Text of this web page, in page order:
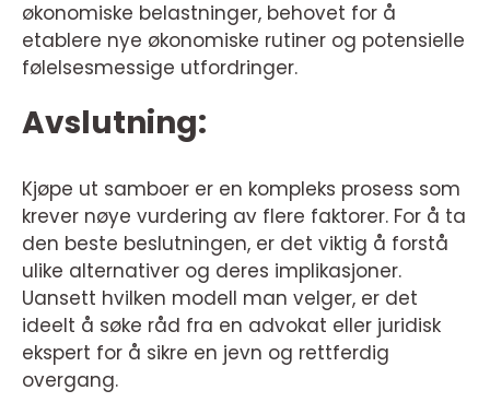
økonomiske belastninger, behovet for å
etablere nye økonomiske rutiner og potensielle
følelsesmessige utfordringer.
Avslutning:
Kjøpe ut samboer er en kompleks prosess som
krever nøye vurdering av flere faktorer. For å ta
den beste beslutningen, er det viktig å forstå
ulike alternativer og deres implikasjoner.
Uansett hvilken modell man velger, er det
ideelt å søke råd fra en advokat eller juridisk
ekspert for å sikre en jevn og rettferdig
overgang.